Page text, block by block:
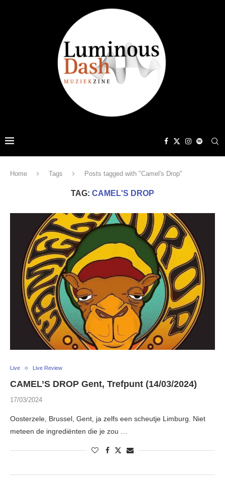
Home Tags Posts tagged with "Camel's Drop"
TAG: CAMEL'S DROP
Live Live Review
CAMEL’S DROP Gent, Trefpunt (14/03/2024)
17/03/2024
Oosterzele, Brussel, Gent, ja zelfs een scheutje Limburg. Niet
meteen de ingrediënten die je zou …